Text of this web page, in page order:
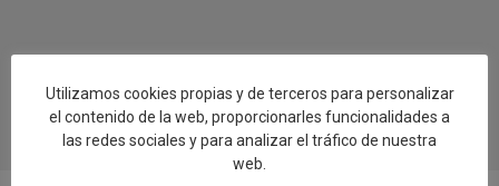
Utilizamos cookies propias y de terceros para personalizar
el contenido de la web, proporcionarles funcionalidades a
las redes sociales y para analizar el tráfico de nuestra
web.